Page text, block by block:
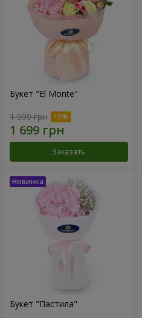
Букет "El Monte"
1 999 грн
Заказать
Букет "Пастила"